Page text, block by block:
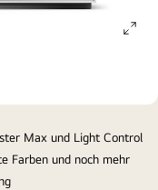
Max und Light Control
Farben und noch mehr